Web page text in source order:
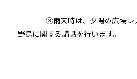
③雨天時は、夕陽の広場レス
野鳥に関する講話を行います。